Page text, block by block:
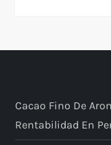
Cacao Fino De
Rentabilidad En